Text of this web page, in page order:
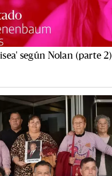
según Nolan (parte 2)